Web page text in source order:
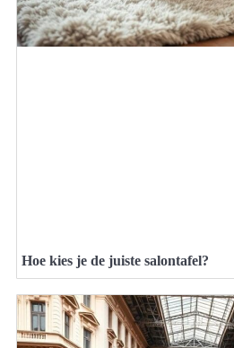
Hoe kies je de juiste salontafel?